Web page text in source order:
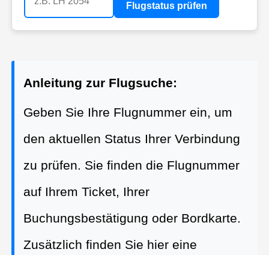
Flugstatus prüfen
Anleitung zur Flugsuche:
Geben Sie Ihre Flugnummer ein, um
den aktuellen Status Ihrer Verbindung
zu prüfen. Sie finden die Flugnummer
auf Ihrem Ticket, Ihrer
Buchungsbestätigung oder Bordkarte.
Zusätzlich finden Sie hier eine